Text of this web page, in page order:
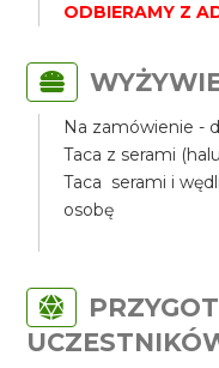
ODBIERAMY Z
Na zamówienie -
Taca z serami
Taca serami i
osobę